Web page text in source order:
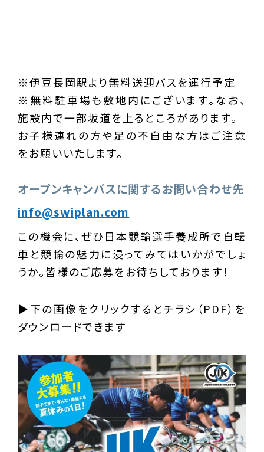
※伊豆長岡駅より無料送迎バスを運行予定
※無料駐車場も敷地内にございます。なお、
施設内で一部坂道を上るところがあります。
お子様連れの方や足の不自由な方はご注意
をお願いいたします。
オープンキャンパスに関するお問い合わせ先
info@swiplan.com
この機会に、ぜひ日本競輪選手養成所で自転
車と競輪の魅力に浸ってみてはいかがでしょ
うか。皆様のご応募をお待ちしております！
▶︎下の画像をクリックするとチラシ（PDF）を
ダウンロードできます